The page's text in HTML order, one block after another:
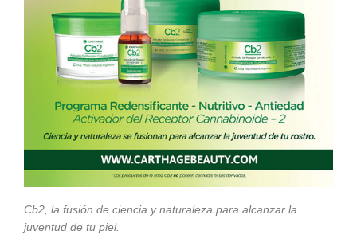
Cb2, la fusión de ciencia y naturaleza para alcanzar la
juventud de tu piel.